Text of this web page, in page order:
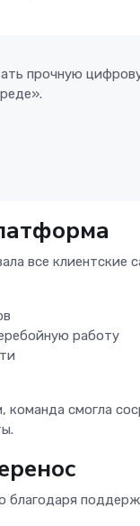
прочную
все
работу
смогла